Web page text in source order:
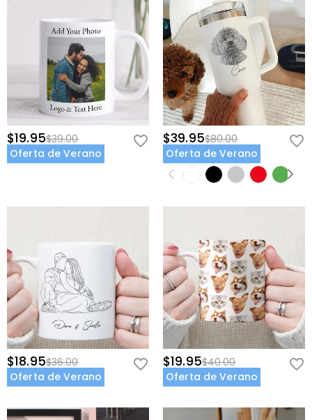
$19.95$39.00
Oferta de Verano
$39.95$80.00
Oferta de Verano
$18.95$36.00
Oferta de Verano
$19.95$40.00
Oferta de Verano